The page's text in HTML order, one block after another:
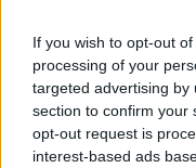
If you wish to opt-out
processing of your
targeted advertising by
section to confirm your
opt-out request is
interest-based ads